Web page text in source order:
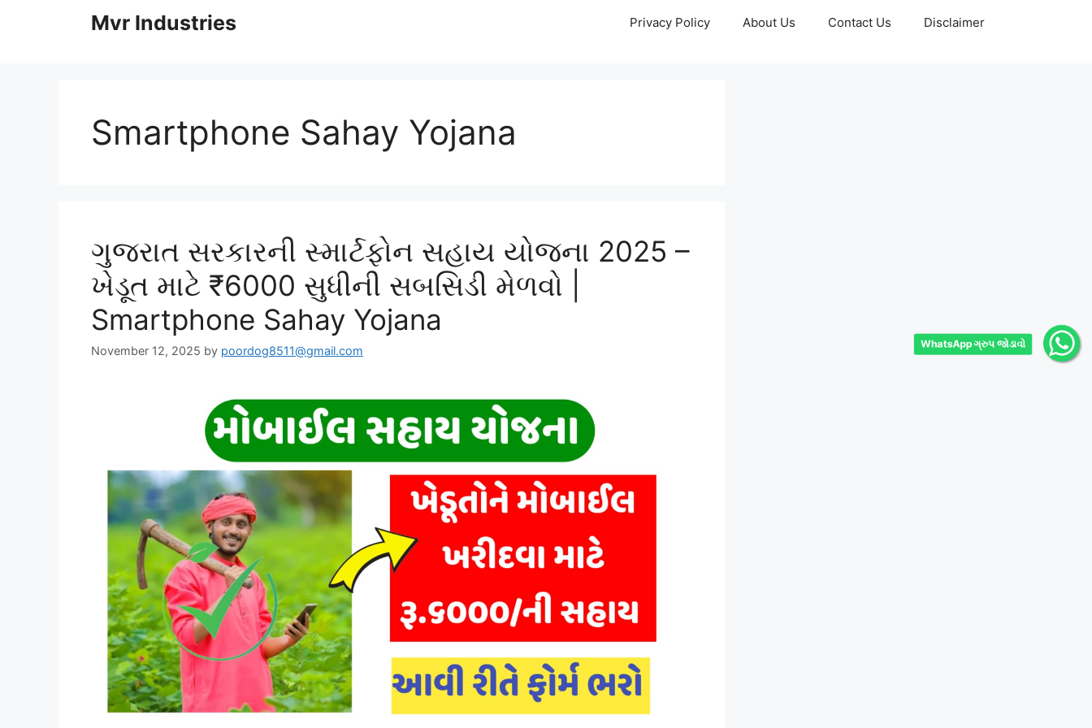
WhatsApp ગ્રુપ જોડાવો
Mvr Industries Privacy Policy About Us Contact Us Disclaimer
Smartphone Sahay Yojana
ગુજરાત સરકારની સ્માર્ટફોન સહાય યોજના 2025 –
ખેડૂત માટે ₹6000 સુધીની સબસિડી મેળવો |
Smartphone Sahay Yojana
November 12, 2025 by poordog8511@gmail.com